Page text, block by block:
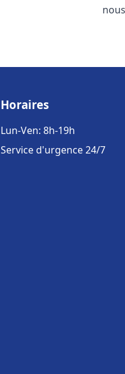
Horaires
Lun-Ven: 8h-19h
Service d'urgence 24/7